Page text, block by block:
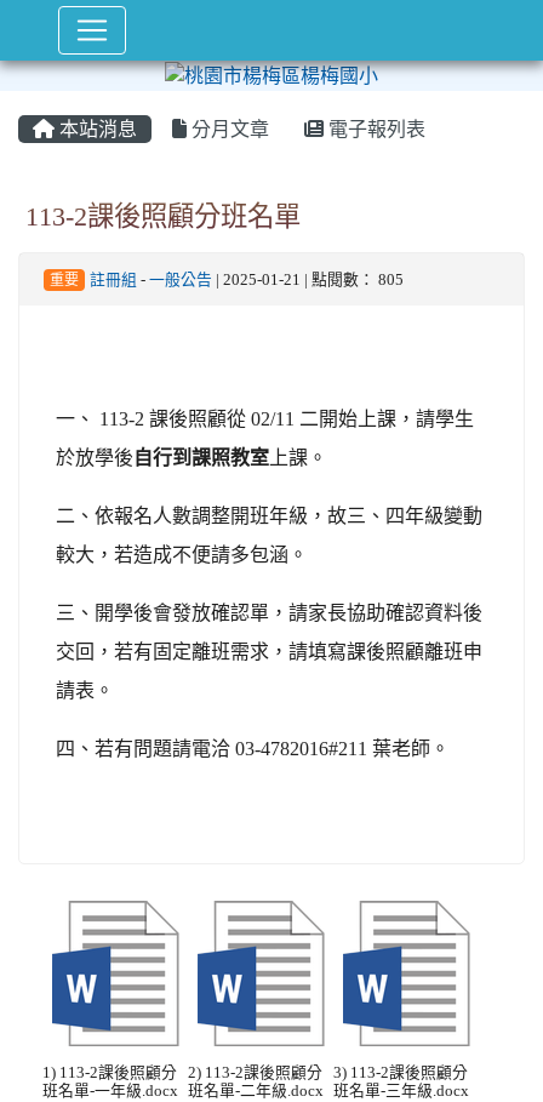
本站消息 分月文章 電子報列表
113-2課後照顧分班名單
重要 註冊組 - 一般公告 | 2025-01-21 | 點閱數： 805
一、 113-2 課後照顧從 02/11 二開始上課，請學生
於放學後 自行到課照教室 上課。
二、依報名人數調整開班年級，故三、四年級變動
較大，若造成不便請多包涵。
三、開學後會發放確認單，請家長協助確認資料後
交回，若有固定離班需求，請填寫課後照顧離班申
請表。
四、若有問題請電洽 03-4782016#211 葉老師。
1) 113-2課後照顧分
班名單-一年級.docx
2) 113-2課後照顧分
班名單-二年級.docx
3) 113-2課後照顧分
班名單-三年級.docx